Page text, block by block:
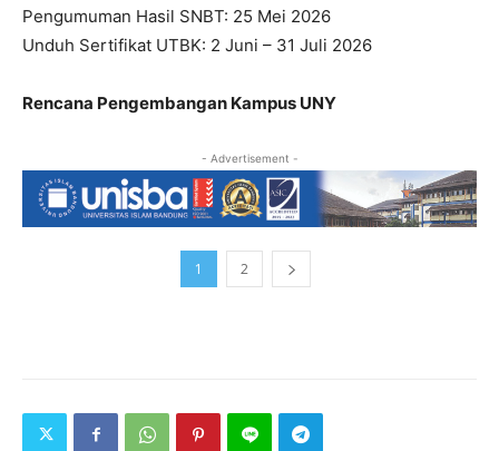
Pengumuman Hasil SNBT: 25 Mei 2026
Unduh Sertifikat UTBK: 2 Juni – 31 Juli 2026
Rencana Pengembangan Kampus UNY
- Advertisement -
1 2